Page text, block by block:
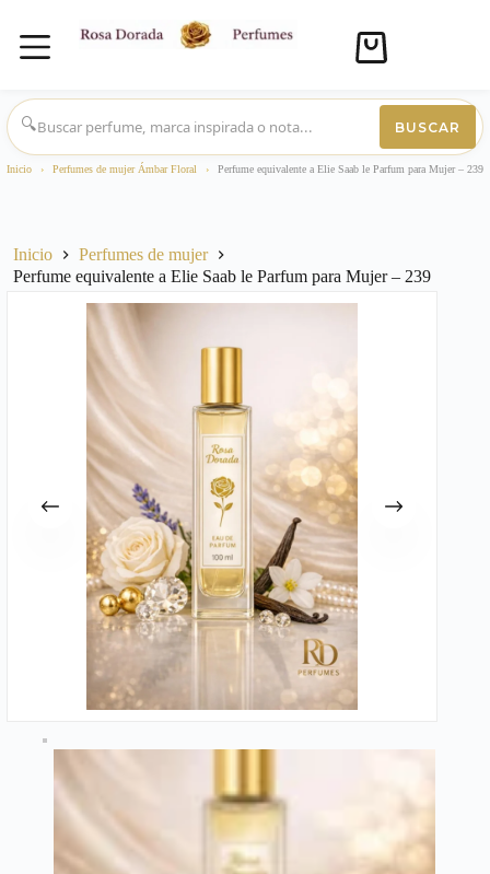
Saltar
al
contenido
Carro
compra
🔍
BUSCAR
Inicio › Perfumes de mujer Ámbar Floral › Perfume equivalente a Elie Saab le Parfum para Mujer – 239
Inicio
Perfumes de mujer
Perfume equivalente a Elie Saab le Parfum para Mujer – 239